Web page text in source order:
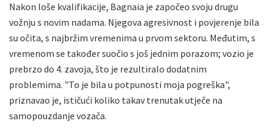
Nakon loše kvalifikacije, Bagnaia je započeo svoju drugu
vožnju s novim nadama. Njegova agresivnost i povjerenje bila
su očita, s najbržim vremenima u prvom sektoru. Međutim, s
vremenom se također suočio s još jednim porazom; vozio je
prebrzo do 4. zavoja, što je rezultiralo dodatnim
problemima. "To je bila u potpunosti moja pogreška",
priznavao je, ističući koliko takav trenutak utječe na
samopouzdanje vozača.